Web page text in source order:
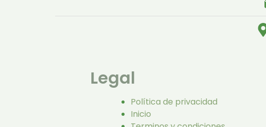
Legal
Política de privacidad
Inicio